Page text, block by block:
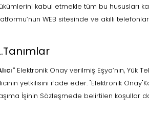
kabul etmekle tüm bu hususları
WEB sitesinde ve akıllı
Elektronik Onay verilmiş Eşya’nın,
yetkilisini ifade eder. "Elektronik
İşinin Sözleşmede belirtilen